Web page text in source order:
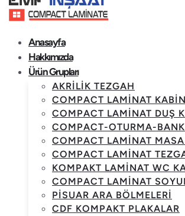
Anasayfa
Hakkımızda
Ürün Grupları
AKRILIK TEZGAH
COMPACT LAMINAT
COMPACT LAMINAT DUŞ
COMPACT-OTURMA-BANK
COMPACT LAMINAT
COMPACT LAMINAT
KOMPAKT LAMINAT WC
COMPACT LAMINAT
PISUAR ARA BÖLMELERI
CDF KOMPAKT PLAKALAR